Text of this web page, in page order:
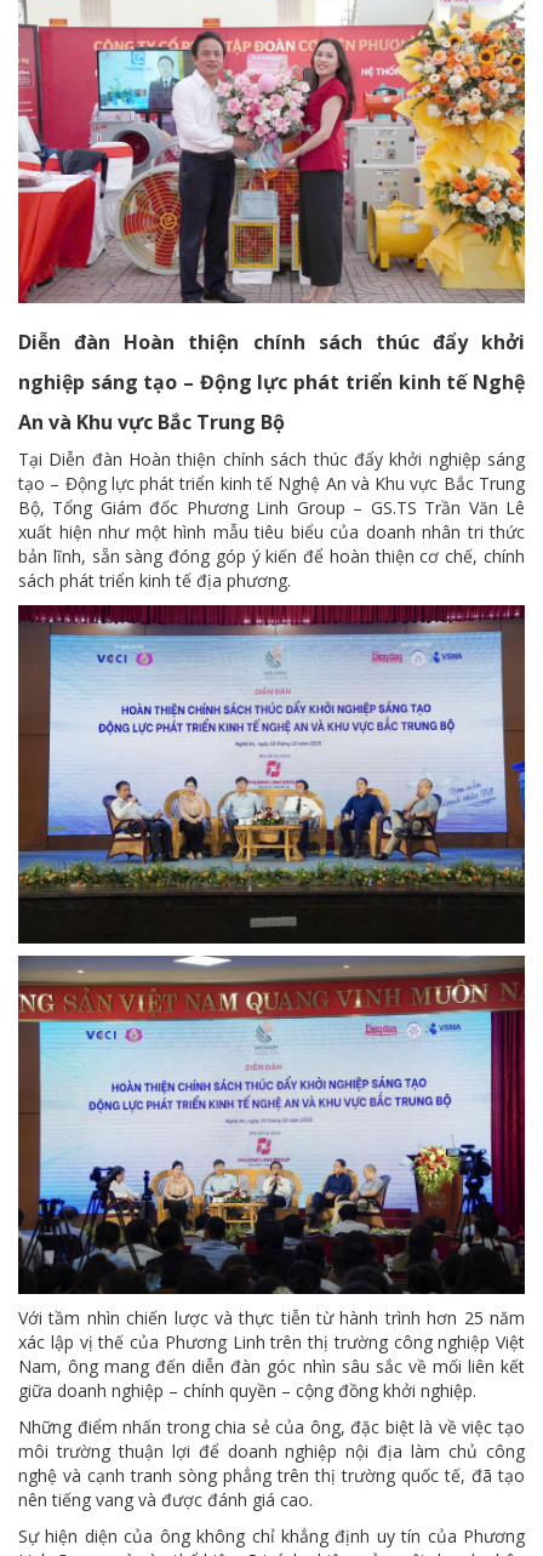
Diễn đàn Hoàn thiện chính sách thúc đẩy khởi
nghiệp sáng tạo – Động lực phát triển kinh tế Nghệ
An và Khu vực Bắc Trung Bộ
Tại Diễn đàn Hoàn thiện chính sách thúc đẩy khởi nghiệp sáng
tạo – Động lực phát triển kinh tế Nghệ An và Khu vực Bắc Trung
Bộ, Tổng Giám đốc Phương Linh Group – GS.TS Trần Văn Lê
xuất hiện như một hình mẫu tiêu biểu của doanh nhân tri thức
bản lĩnh, sẵn sàng đóng góp ý kiến để hoàn thiện cơ chế, chính
sách phát triển kinh tế địa phương.
Với tầm nhìn chiến lược và thực tiễn từ hành trình hơn 25 năm
xác lập vị thế của Phương Linh trên thị trường công nghiệp Việt
Nam, ông mang đến diễn đàn góc nhìn sâu sắc về mối liên kết
giữa doanh nghiệp – chính quyền – cộng đồng khởi nghiệp.
Những điểm nhấn trong chia sẻ của ông, đặc biệt là về việc tạo
môi trường thuận lợi để doanh nghiệp nội địa làm chủ công
nghệ và cạnh tranh sòng phẳng trên thị trường quốc tế, đã tạo
nên tiếng vang và được đánh giá cao.
Sự hiện diện của ông không chỉ khẳng định uy tín của Phương